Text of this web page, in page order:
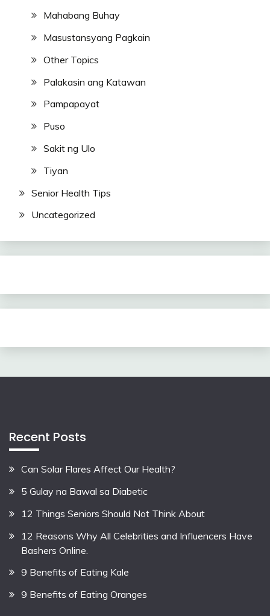
Mahabang Buhay
Masustansyang Pagkain
Other Topics
Palakasin ang Katawan
Pampapayat
Puso
Sakit ng Ulo
Tiyan
Senior Health Tips
Uncategorized
Recent Posts
Can Solar Flares Affect Our Health?
5 Gulay na Bawal sa Diabetic
12 Things Seniors Should Not Think About
12 Reasons Why All Celebrities and Influencers Have
Bashers Online.
9 Benefits of Eating Kale
9 Benefits of Eating Oranges